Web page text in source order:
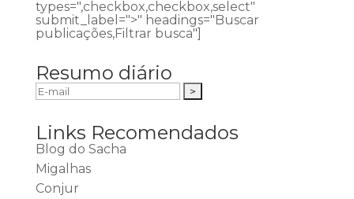
types=",checkbox,checkbox,select"
submit_label=">" headings="Buscar
publicações,Filtrar busca"]
Resumo diário
Links Recomendados
Blog do Sacha
Migalhas
Conjur